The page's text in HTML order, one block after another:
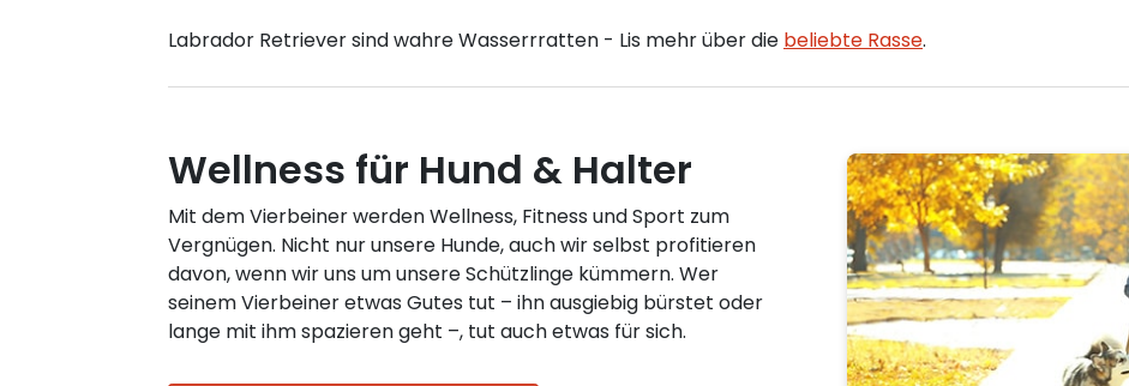
Labrador Retriever sind wahre Wasserrratten - Lis mehr über die beliebte Rasse.
Wellness für Hund & Halter
Mit dem Vierbeiner werden Wellness, Fitness und Sport zum
Vergnügen. Nicht nur unsere Hunde, auch wir selbst profitieren
davon, wenn wir uns um unsere Schützlinge kümmern. Wer
seinem Vierbeiner etwas Gutes tut – ihn ausgiebig bürstet oder
lange mit ihm spazieren geht –, tut auch etwas für sich.